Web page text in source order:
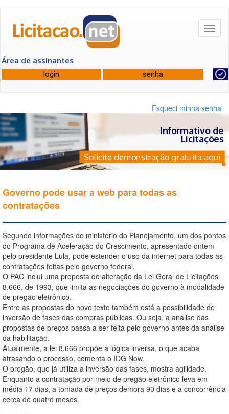
Área de assinantes
Esqueci minha senha
Informativo de
Licitações
Solicite demonstração gratuita aqui
Governo pode usar a web para todas as
contratações
Segundo informações do ministério do Planejamento, um dos pontos
do Programa de Aceleração do Crescimento, apresentado ontem
pelo presidente Lula, pode estender o uso da internet para todas as
contratações feitas pelo governo federal.
O PAC inclui uma proposta de alteração da Lei Geral de Licitações
8.666, de 1993, que limita as negociações do governo à modalidade
de pregão eletrônico.
Entre as propostas do novo texto também está a possibilidade de
inversão de fases das compras públicas. Ou seja, a análise das
propostas de preços passa a ser feita pelo governo antes da análise
da habilitação.
Atualmente, a lei 8.666 propõe a lógica inversa, o que acaba
atrasando o processo, comenta o IDG Now.
O pregão, que já utiliza a inversão das fases, mostra agilidade.
Enquanto a contratação por meio de pregão eletrônico leva em
média 17 dias, a tomada de preços demora 90 dias e a concorrência
cerca de quatro meses.